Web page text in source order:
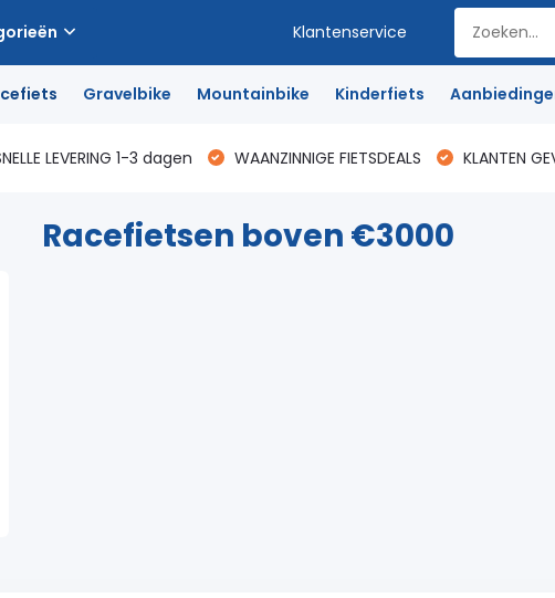
Klantenservice
Gravelbike Mountainbike Kinderfiets
LEVERING 1-3 dagen WAANZINNIGE FIETSDEALS KLANTEN
Racefietsen boven €3000